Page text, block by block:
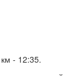
км - 12:35.